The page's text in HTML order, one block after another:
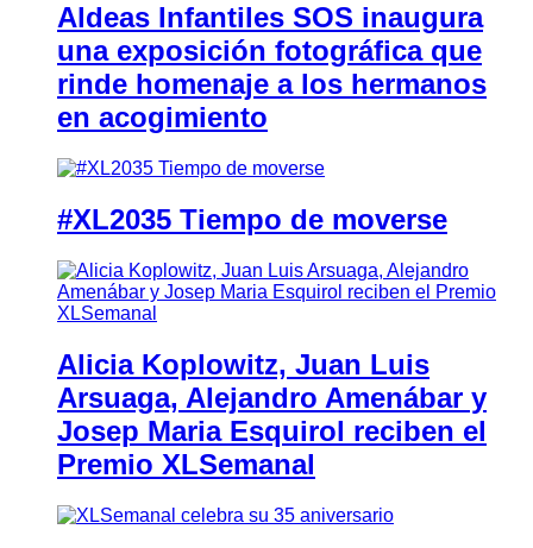
Aldeas Infantiles SOS inaugura
una exposición fotográfica que
rinde homenaje a los hermanos
en acogimiento
#XL2035 Tiempo de moverse
Alicia Koplowitz, Juan Luis
Arsuaga, Alejandro Amenábar y
Josep Maria Esquirol reciben el
Premio XLSemanal